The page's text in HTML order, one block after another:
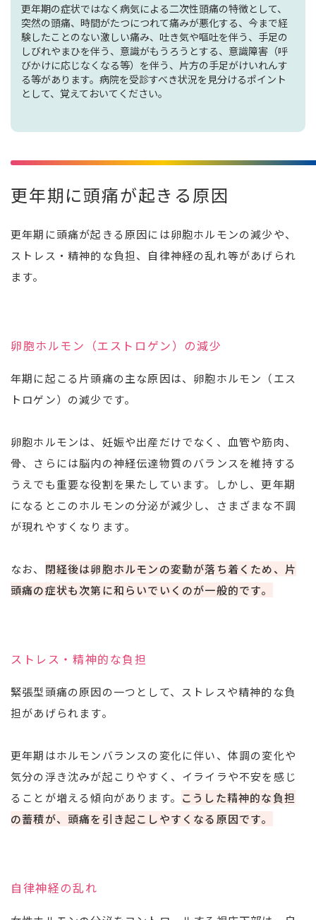
更年期の症状ではなく病気による二次性頭痛の特徴として、
突然の頭痛、時間がたつにつれて痛みが悪化する、今まで経
験したことのない激しい痛み、吐き気や嘔吐を伴う、手足の
しびれやまひを伴う、意識がもうろうとする、意識障害（呼
びかけに応じなくなる等）を伴う、片方の手足がけいれんす
る等があります。病院を受診すべき状況を見分けるポイント
として、覚えておいてください。
更年期に頭痛が起きる原因
更年期に頭痛が起きる原因には卵胞ホルモンの減少や、
ストレス・精神的な負担、自律神経の乱れ等があげられ
ます。
卵胞ホルモン（エストロゲン）の減少
年期に起こる片頭痛の主な原因は、卵胞ホルモン（エス
トロゲン）の減少です。
卵胞ホルモンは、妊娠や出産だけでなく、血管や筋肉、
骨、さらには脳内の神経伝達物質のバランスを維持する
うえでも重要な役割を果たしています。しかし、更年期
になるとこのホルモンの分泌が減少し、さまざまな不調
が現れやすくなります。
なお、 閉経後は卵胞ホルモンの変動が落ち着くため、片
頭痛の症状も次第に和らいでいくのが一般的です。
ストレス・精神的な負担
緊張型頭痛の原因の一つとして、ストレスや精神的な負
担があげられます。
更年期はホルモンバランスの変化に伴い、体調の変化や
気分の浮き沈みが起こりやすく、イライラや不安を感じ
ることが増える傾向があります。 こうした精神的な負担
の蓄積が、頭痛を引き起こしやすくなる原因です。
自律神経の乱れ